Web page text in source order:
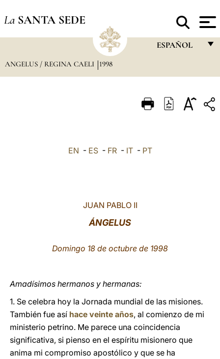
La SANTA SEDE
ESPAÑOL
ITALIANO
ANGELUS / REGINA CAELI 1998
EN - ES- FR- IT- PT
JUAN PABLO II
ÁNGELUS
Domingo 18 de octubre de 1998
Amadísimos hermanos y hermanas:
1. Se celebra hoy la Jornada mundial de las misiones.
También fue así hace veinte años, al comienzo de mi
ministerio petrino. Me parece una coincidencia
significativa, si pienso en el espíritu misionero que
anima mi compromiso apostólico y que se ha